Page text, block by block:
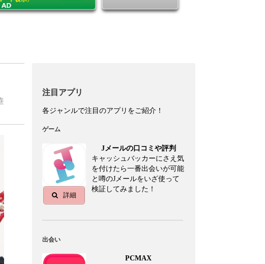
注目アプリ
各ジャンルで注目のアプリをご紹介！
ゲーム
詳細
Jメールの口コミや評判
キャッシュバッカーにさえ気
を付けたら一番出会いが可能
と噂のJメールをいざ使って
検証してみました！
出会い
PCMAX